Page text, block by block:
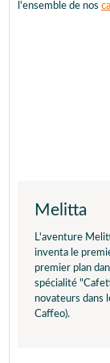
l'ensemble de nos
Melitta
L'aventure
inventa le
premier plan
spécialité
novateurs dans
Caffeo).